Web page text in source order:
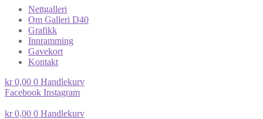
Nettgalleri
Om Galleri D40
Grafikk
Innramming
Gavekort
Kontakt
kr0,00 0 Handlekurv
Facebook Instagram
kr0,00 0 Handlekurv